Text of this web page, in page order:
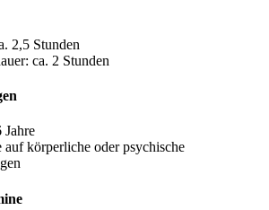
2,5 Stunden
ca. 2 Stunden
Jahre
körperliche oder psychische